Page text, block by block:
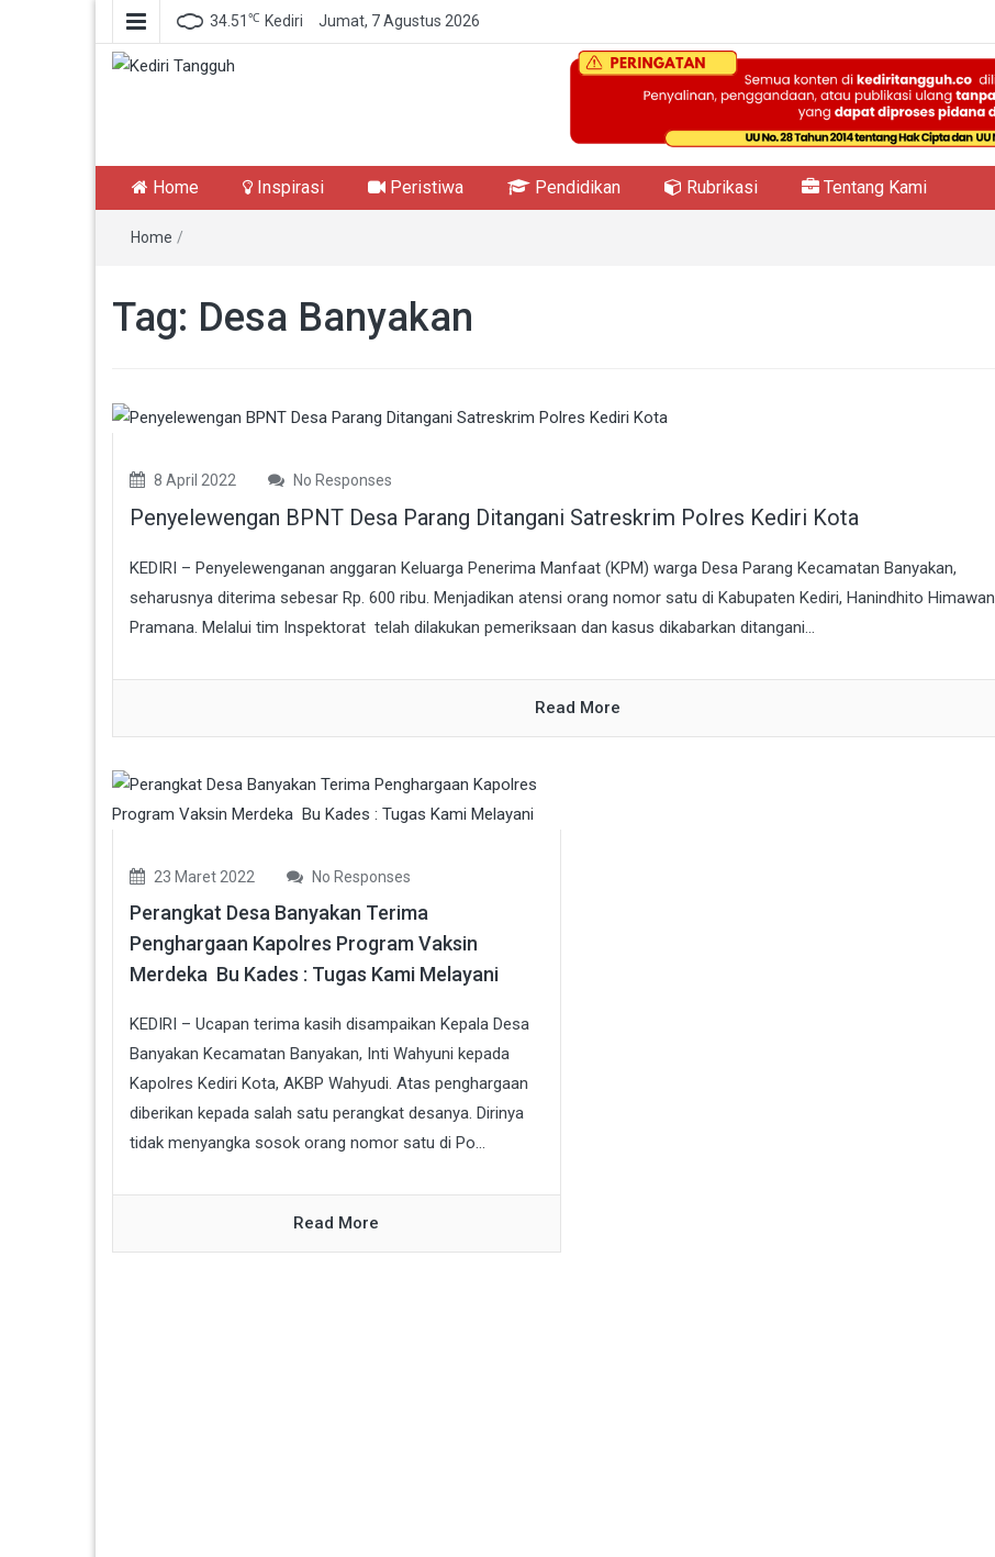
34.51 ℃ Kediri Jumat, 7 Agustus 2026
Home Inspirasi Peristiwa Pendidikan Rubrikasi Tentang Kami
Home /
Tag: Desa Banyakan
8 April 2022 No Responses
Penyelewengan BPNT Desa Parang Ditangani Satreskrim Polres Kediri Kota
KEDIRI – Penyelewenganan anggaran Keluarga Penerima Manfaat (KPM) warga Desa Parang Kecamatan Banyakan,
seharusnya diterima sebesar Rp. 600 ribu. Menjadikan atensi orang nomor satu di Kabupaten Kediri, Hanindhito Himawan
Pramana. Melalui tim Inspektorat telah dilakukan pemeriksaan dan kasus dikabarkan ditangani...
Read More
23 Maret 2022 No Responses
Perangkat Desa Banyakan Terima
Penghargaan Kapolres Program Vaksin
Merdeka Bu Kades : Tugas Kami Melayani
KEDIRI – Ucapan terima kasih disampaikan Kepala Desa
Banyakan Kecamatan Banyakan, Inti Wahyuni kepada
Kapolres Kediri Kota, AKBP Wahyudi. Atas penghargaan
diberikan kepada salah satu perangkat desanya. Dirinya
tidak menyangka sosok orang nomor satu di Po...
Read More